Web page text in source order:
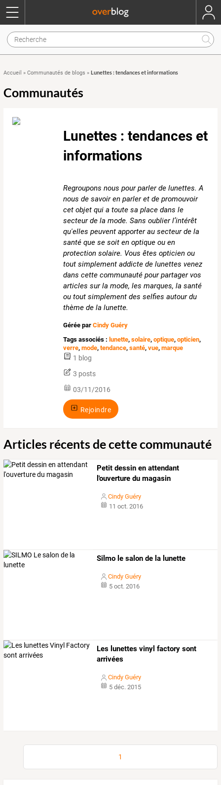
Accueil » Communautés de blogs » Lunettes : tendances et informations
Communautés
Lunettes : tendances et
informations
Regroupons nous pour parler de lunettes. A
nous de savoir en parler et de promouvoir
cet objet qui a toute sa place dans le
secteur de la mode. Sans oublier l’intérêt
qu'elles peuvent apporter au secteur de la
santé que se soit en optique ou en
protection solaire. Vous êtes opticien ou
tout simplement addicte de lunettes venez
dans cette communauté pour partager vos
articles sur la mode, les marques, la santé
ou tout simplement des selfies autour du
thème de la lunette.
Gérée parCindy Guéry
Tags associés : lunette,solaire,optique,opticien,
verre,mode,tendance,santé,vue,marque
1 blog
3 posts
03/11/2016
Rejoindre
Articles récents de cette communauté
Petit dessin en attendant
l'ouverture du magasin
Cindy Guéry
11 oct. 2016
Silmo le salon de la lunette
Cindy Guéry
5 oct. 2016
Les lunettes vinyl factory sont
arrivées
Cindy Guéry
5 déc. 2015
1